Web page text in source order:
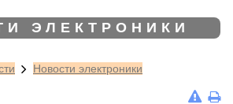
ЭЛЕКТРОНИКИ
Новости электроники